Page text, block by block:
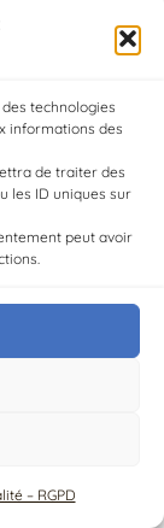
technologies
informations des
de traiter des
les ID uniques sur
peut avoir
– RGPD
réservés.